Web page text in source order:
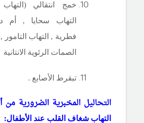
خمج انتقالي
التهاب سحايا , أم
فطرية , التهاب التامور
الصمات الرئوية الانتانية
تبقرط الأصابع .
التحاليل المخبرية الضرورية
التهاب شغاف القلب عند الأطفال: